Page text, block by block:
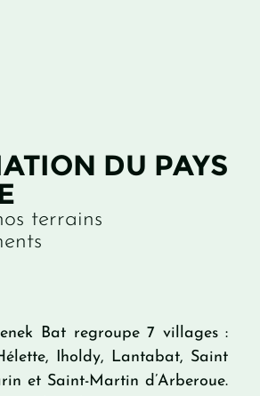
DU PAYS
terrains
Bat regroupe 7 villages :
Iholdy, Lantabat, Saint
et Saint-Martin d’Arberoue.